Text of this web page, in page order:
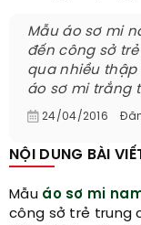
Mẫu áo sơ mi
đến công sở
qua nhiều thập
áo sơ mi trắng
24/04/2016
NỘI DUNG BÀI
Mẫu áo sơ mi
công sở trẻ trung